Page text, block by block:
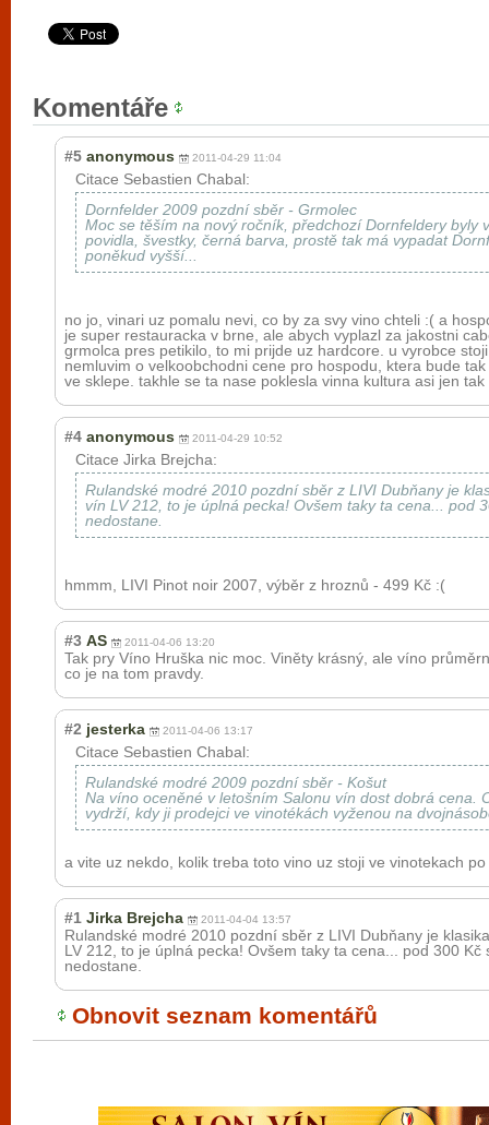
Komentáře
#5 anonymous 2011-04-29 11:04
Citace Sebastien Chabal:
Dornfelder 2009 pozdní sběr - Grmolec
Moc se těším na nový ročník, předchozí Dornfeldery byly
povidla, švestky, černá barva, prostě tak má vypadat
poněkud vyšší...
no jo, vinari uz pomalu nevi, co by za svy vino chteli :( a
je super restauracka v brne, ale abych vyplazl za jakostni
grmolca pres petikilo, to mi prijde uz hardcore. u vyrobce
nemluvim o velkoobchodni cene pro hospodu, ktera bude
ve sklepe. takhle se ta nase poklesla vinna kultura asi jen
#4 anonymous 2011-04-29 10:52
Citace Jirka Brejcha:
Rulandské modré 2010 pozdní sběr z LIVI Dubňany je
vín LV 212, to je úplná pecka! Ovšem taky ta cena... pod
nedostane.
hmmm, LIVI Pinot noir 2007, výběr z hroznů - 499 Kč :(
#3 AS 2011-04-06 13:20
Tak pry Víno Hruška nic moc. Viněty krásný, ale víno
co je na tom pravdy.
#2 jesterka 2011-04-06 13:17
Citace Sebastien Chabal:
Rulandské modré 2009 pozdní sběr - Košut
Na víno oceněné v letošním Salonu vín dost dobrá cena.
vydrží, kdy ji prodejci ve vinotékách vyženou na
a vite uz nekdo, kolik treba toto vino uz stoji ve vinotekach
#1 Jirka Brejcha 2011-04-04 13:57
Rulandské modré 2010 pozdní sběr z LIVI Dubňany je
LV 212, to je úplná pecka! Ovšem taky ta cena... pod 300 Kč
nedostane.
Obnovit seznam komentářů